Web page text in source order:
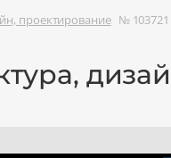
проектирование № 103721